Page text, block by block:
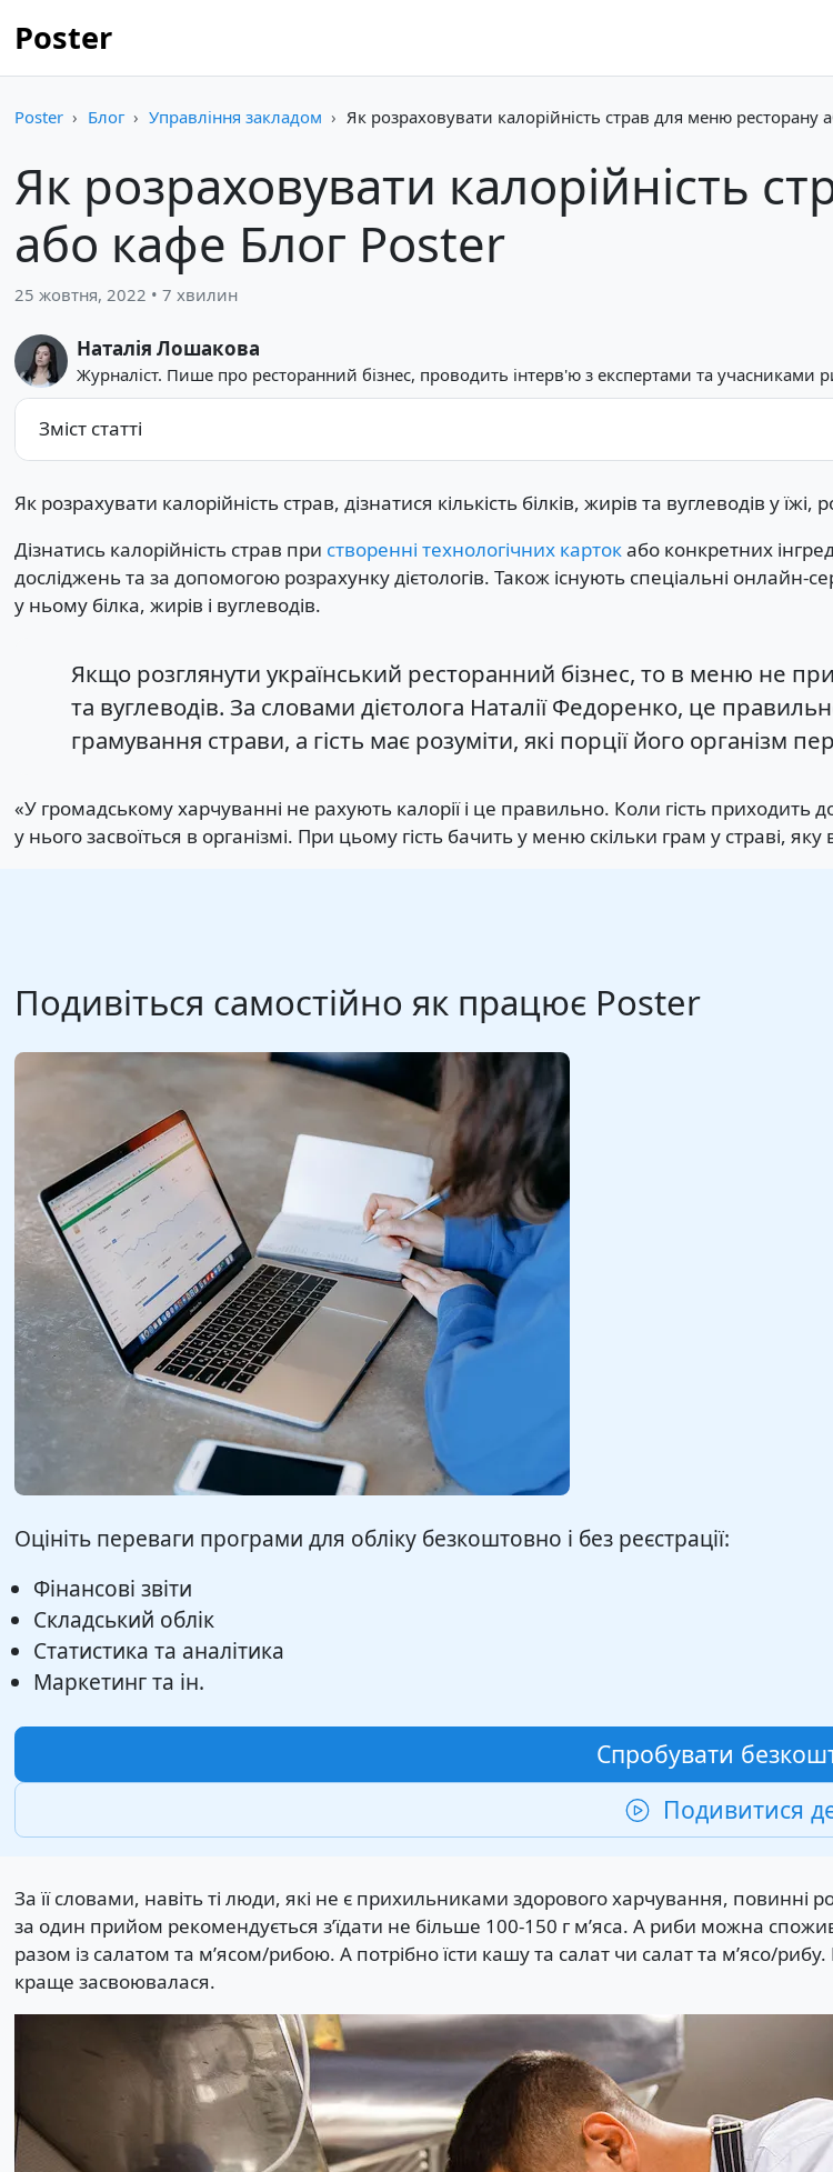
Poster
Poster Блог Управління закладом Як розраховувати калорійність страв для меню ресторану
Як розраховувати калорійність
або кафе Блог Poster
25 жовтня, 2022 • 7 хвилин
Наталія Лошакова
Журналіст. Пише про ресторанний бізнес, проводить інтерв'ю з експертами та учасниками
Зміст статті
Як розрахувати калорійність страв, дізнатися кількість білків, жирів та вуглеводів у
Дізнатись калорійність страв при створенні технологічних картокабо конкретних
досліджень та за допомогою розрахунку дієтологів. Також існують спеціальні онлайн-
у ньому білка, жирів і вуглеводів.
Якщо розглянути український ресторанний бізнес, то в меню не
та вуглеводів. За словами дієтолога Наталії Федоренко, це
грамування страви, а гість має розуміти, які порції його організм
«У громадському харчуванні не рахують калорії і це правильно. Коли гість приходить
у нього засвоїться в організмі. При цьому гість бачить у меню скільки грам у страві,
Подивіться самостійно як працює Poster
Оцініть переваги програми для обліку безкоштовно і без реєстрації:
Фінансові звіти
Складський облік
Статистика та аналітика
Маркетинг та ін.
Спробувати
Подивитися
За її словами, навіть ті люди, які не є прихильниками здорового харчування, повинні
за один прийом рекомендується з’їдати не більше 100-150 г м’яса. А риби можна
разом із салатом та м’ясом/рибою. А потрібно їсти кашу та салат чи салат та м’ясо/
краще засвоювалася.